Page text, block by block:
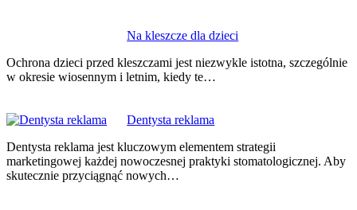
Na kleszcze dla dzieci
Ochrona dzieci przed kleszczami jest niezwykle istotna, szczególnie
w okresie wiosennym i letnim, kiedy te…
Dentysta reklama
Dentysta reklama jest kluczowym elementem strategii
marketingowej każdej nowoczesnej praktyki stomatologicznej. Aby
skutecznie przyciągnąć nowych…